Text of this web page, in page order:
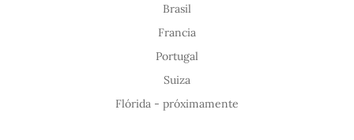
Brasil
Francia
Portugal
Suiza
Flórida - próximamente